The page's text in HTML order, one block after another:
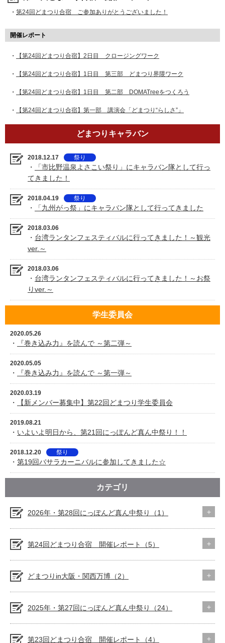
・ 第24回どまつり合宿 ご参加ありがとうございました！
開催レポート
・ 【第24回どまつり合宿】2日目 クロージングワーク
・ 【第24回どまつり合宿】1日目 第三部 どまつり界隈ワーク
・ 【第24回どまつり合宿】1日目 第二部 DOMATreeをつくろう
・ 【第24回どまつり合宿】第一部 講演会「どまつり“らしさ”」
どまつりキャラバン
2018.12.17 祭り
・
「市比野温泉よさこい祭り」にキャラバン隊として行っ
てきました！
2018.04.19 祭り
・ 「九州がっ祭」にキャラバン隊として行ってきました
2018.03.06
・ 台湾ランタンフェスティバルに行ってきました！～観光
ver.～
2018.03.06
・ 台湾ランタンフェスティバルに行ってきました！～お祭
りver.～
学生委員会
2020.05.26
・ 『巻き込み力』を読んで ～第二弾～
2020.05.05
・ 『巻き込み力』を読んで ～第一弾～
2020.03.19
・ 【新メンバー募集中】第22回どまつり学生委員会
2019.08.21
・ いよいよ明日から、第21回にっぽんど真ん中祭り！！
2018.12.20 祭り
・ 第19回バサラカーニバルに参加してきました☆
カテゴリ
2026年・第28回にっぽんど真ん中祭り（1）
第24回どまつり合宿 開催レポート（5）
どまつりin大阪・関西万博（2）
2025年・第27回にっぽんど真ん中祭り（24）
第23回どまつり合宿 開催レポート（4）